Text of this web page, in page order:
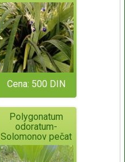
Cena: 500 DIN
Polygonatum
odoratum-
Solomonov pečat